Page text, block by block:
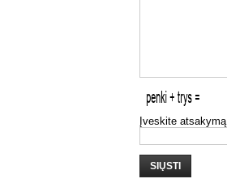
Įveskite atsakymą
SIŲSTI